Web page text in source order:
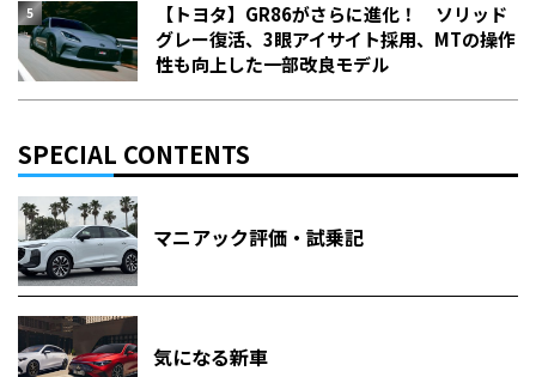
【トヨタ】GR86がさらに進化！ ソリッド
グレー復活、3眼アイサイト採用、MTの操作
性も向上した一部改良モデル
SPECIAL CONTENTS
マニアック評価・試乗記
気になる新車